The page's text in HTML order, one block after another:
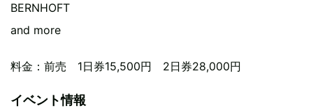
BERNHOFT
and more
料金：前売 1日券15,500円 2日券28,000円
イベント情報